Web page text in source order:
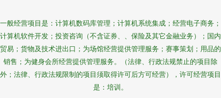
一般经营项目是：计算机数码库管理；计算机系统集成；经营电子商务；
计算机软件开发；投资咨询（不含证券、、保险及其它金融业务）；国内
贸易；货物及技术进出口；为场馆经营提供管理服务；赛事策划；用品的
销售；为健身会所经营提供管理服务。（法律、行政法规禁止的项目除
外；法律、行政法规限制的项目须取得许可后方可经营），许可经营项目
是：培训。